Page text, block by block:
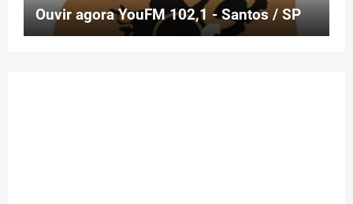
Ouvir agora YouFM 102,1 - Santos / SP